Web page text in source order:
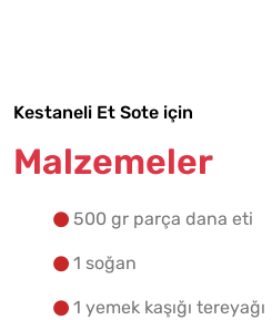
Kestaneli Et Sote için
Malzemeler
500 gr parça dana eti
1 soğan
1 yemek kaşığı tereyağı